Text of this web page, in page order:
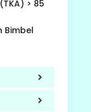
> 85
Bimbel